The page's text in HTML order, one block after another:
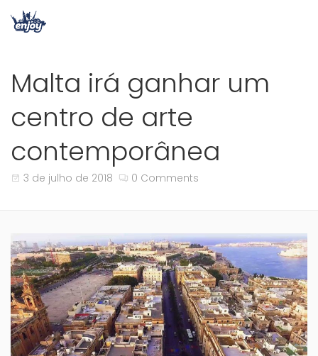
Malta irá ganhar um
centro de arte
contemporânea
3 de julho de 2018 0 Comments